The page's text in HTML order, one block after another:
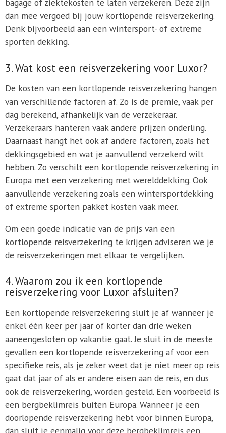
dan mee vergoed bij jouw kortlopende reisverzekering.
Denk bijvoorbeeld aan een wintersport- of extreme
sporten dekking.
3. Wat kost een reisverzekering voor Luxor?
De kosten van een kortlopende reisverzekering hangen
van verschillende factoren af. Zo is de premie, vaak per
dag berekend, afhankelijk van de verzekeraar.
Verzekeraars hanteren vaak andere prijzen onderling.
Daarnaast hangt het ook af andere factoren, zoals het
dekkingsgebied en wat je aanvullend verzekerd wilt
hebben. Zo verschilt een kortlopende reisverzekering in
Europa met een verzekering met werelddekking. Ook
aanvullende verzekering zoals een wintersportdekking
of extreme sporten pakket kosten vaak meer.
Om een goede indicatie van de prijs van een
kortlopende reisverzekering te krijgen adviseren we je
de reisverzekeringen met elkaar te vergelijken.
4. Waarom zou ik een kortlopende
reisverzekering voor Luxor afsluiten?
Een kortlopende reisverzekering sluit je af wanneer je
enkel één keer per jaar of korter dan drie weken
aaneengesloten op vakantie gaat. Je sluit in de meeste
gevallen een kortlopende reisverzekering af voor een
specifieke reis, als je zeker weet dat je niet meer op reis
gaat dat jaar of als er andere eisen aan de reis, en dus
ook de reisverzekering, worden gesteld. Een voorbeeld is
een bergbeklimreis buiten Europa. Wanneer je een
doorlopende reisverzekering hebt voor binnen Europa,
dan sluit je eenmalig voor deze bergbeklimreis een